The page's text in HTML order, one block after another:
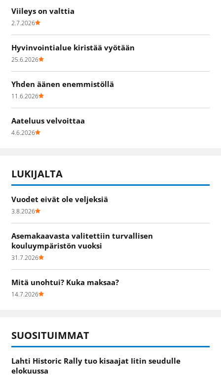
Viileys on valttia
2.7.2026
Hyvinvointialue kiristää vyötään
25.6.2026
Yhden äänen enemmistöllä
11.6.2026
Aateluus velvoittaa
4.6.2026
LUKIJALTA
Vuodet eivät ole veljeksiä
3.8.2026
Asemakaavasta valitettiin turvallisen
kouluympäristön vuoksi
31.7.2026
Mitä unohtui? Kuka maksaa?
14.7.2026
SUOSITUIMMAT
Lahti Historic Rally tuo kisaajat Iitin seudulle
elokuussa